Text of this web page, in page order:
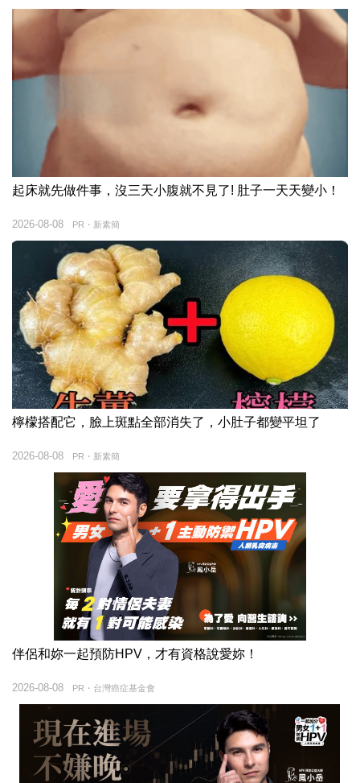
起床就先做件事，沒三天小腹就不見了! 肚子一天天變小！
PR・新素簡
2026-08-08
檸檬搭配它，臉上斑點全部消失了，小肚子都變平坦了
PR・新素簡
2026-08-08
伴侶和妳一起預防HPV，才有資格說愛妳！
PR・台灣癌症基金會
2026-08-08